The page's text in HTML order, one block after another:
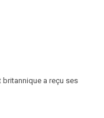
a reçu ses